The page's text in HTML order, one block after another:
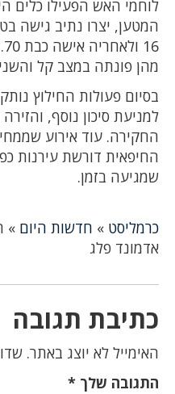
לוחמי האש הפעילו כלים
המטען, יצרו נתיב גישה
מהן פונתה במצב קל
בסיום פעולות החילוץ
למניעת סיכון נוסף,
החקירה. עוד אירוע
החיפאית דורשת עירנות
שמגיעה בזמן.
כרמליסט » חדשות היום »
אדמונד פלג
כתיבת תגובה
האימייל לא יוצג באתר.
התגובה שלך *